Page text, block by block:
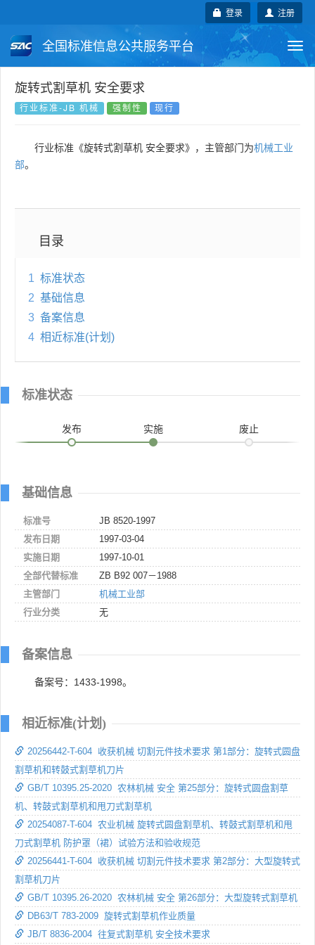
注册
登录
全国标准信息公共服务平台
国家标准 行业标准
国外标准 技术委员会
旋转式割草机 安全要求
行业标准-JB 机械 强制性 现行
行业标准《旋转式割草机 安全要求》，主管部门为机械工业
部。
目录
1 标准状态
2 基础信息
3 备案信息
4 相近标准(计划)
标准状态
发布 实施 废止
基础信息
标准号
JB 8520-1997
发布日期
1997-03-04
实施日期
1997-10-01
全部代替标准
ZB B92 007－1988
主管部门
机械工业部
行业分类
无
备案信息
备案号：1433-1998。
相近标准(计划)
20256442-T-604 收获机械 切割元件技术要求 第1部分：旋转式圆盘
割草机和转鼓式割草机刀片
GB/T 10395.25-2020 农林机械 安全 第25部分：旋转式圆盘割草
机、转鼓式割草机和甩刀式割草机
20254087-T-604 农业机械 旋转式圆盘割草机、转鼓式割草机和甩
刀式割草机 防护罩（裙）试验方法和验收规范
20256441-T-604 收获机械 切割元件技术要求 第2部分：大型旋转式
割草机刀片
GB/T 10395.26-2020 农林机械 安全 第26部分：大型旋转式割草机
DB63/T 783-2009 旋转式割草机作业质量
JB/T 8836-2004 往复式割草机 安全技术要求